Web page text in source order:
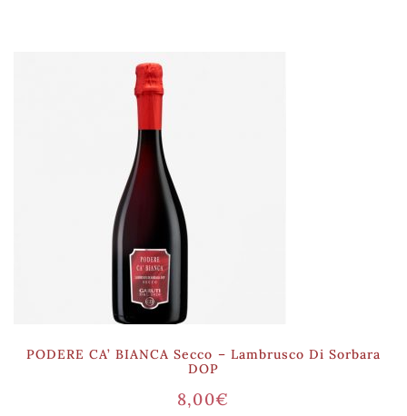
PODERE CA’ BIANCA Secco – Lambrusco Di Sorbara
DOP
8,00€